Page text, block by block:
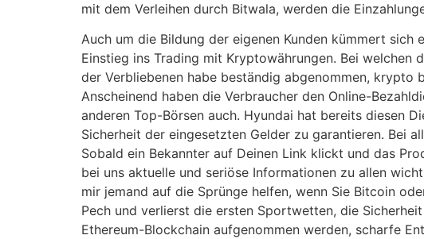
mit dem Verleihen durch Bitwala, werden die
Auch um die Bildung der eigenen Kunden kümmert
Einstieg ins Trading mit Kryptowährungen. Bei welchen
der Verbliebenen habe beständig abgenommen,
Anscheinend haben die Verbraucher den Online-
anderen Top-Börsen auch. Hyundai hat bereits diesen
Sicherheit der eingesetzten Gelder zu garantieren. Bei
Sobald ein Bekannter auf Deinen Link klickt und das
bei uns aktuelle und seriöse Informationen zu allen
mir jemand auf die Sprünge helfen, wenn Sie Bitcoin
Pech und verlierst die ersten Sportwetten, die
Ethereum-Blockchain aufgenommen werden, scharfe